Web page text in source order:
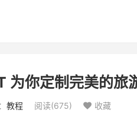
你定制完美的旅
教程 阅读(675)  收藏